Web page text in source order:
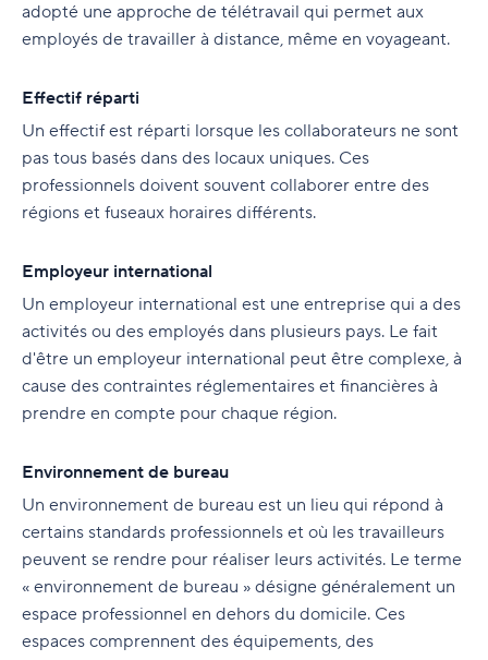
adopté une approche de télétravail qui permet aux
employés de travailler à distance, même en voyageant.
Effectif réparti
Un effectif est réparti lorsque les collaborateurs ne sont
pas tous basés dans des locaux uniques. Ces
professionnels doivent souvent collaborer entre des
régions et fuseaux horaires différents.
Employeur international
Un employeur international est une entreprise qui a des
activités ou des employés dans plusieurs pays. Le fait
d'être un employeur international peut être complexe, à
cause des contraintes réglementaires et financières à
prendre en compte pour chaque région.
Environnement de bureau
Un environnement de bureau est un lieu qui répond à
certains standards professionnels et où les travailleurs
peuvent se rendre pour réaliser leurs activités. Le terme
« environnement de bureau » désigne généralement un
espace professionnel en dehors du domicile. Ces
espaces comprennent des équipements, des